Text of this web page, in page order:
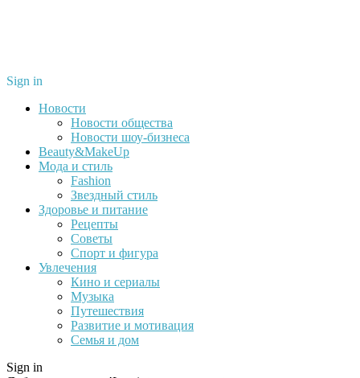
Sign in
Новости
Новости общества
Новости шоу-бизнеса
Beauty&MakeUp
Мода и стиль
Fashion
Звездный стиль
Здоровье и питание
Рецепты
Советы
Спорт и фигура
Увлечения
Кино и сериалы
Музыка
Путешествия
Развитие и мотивация
Семья и дом
Sign in